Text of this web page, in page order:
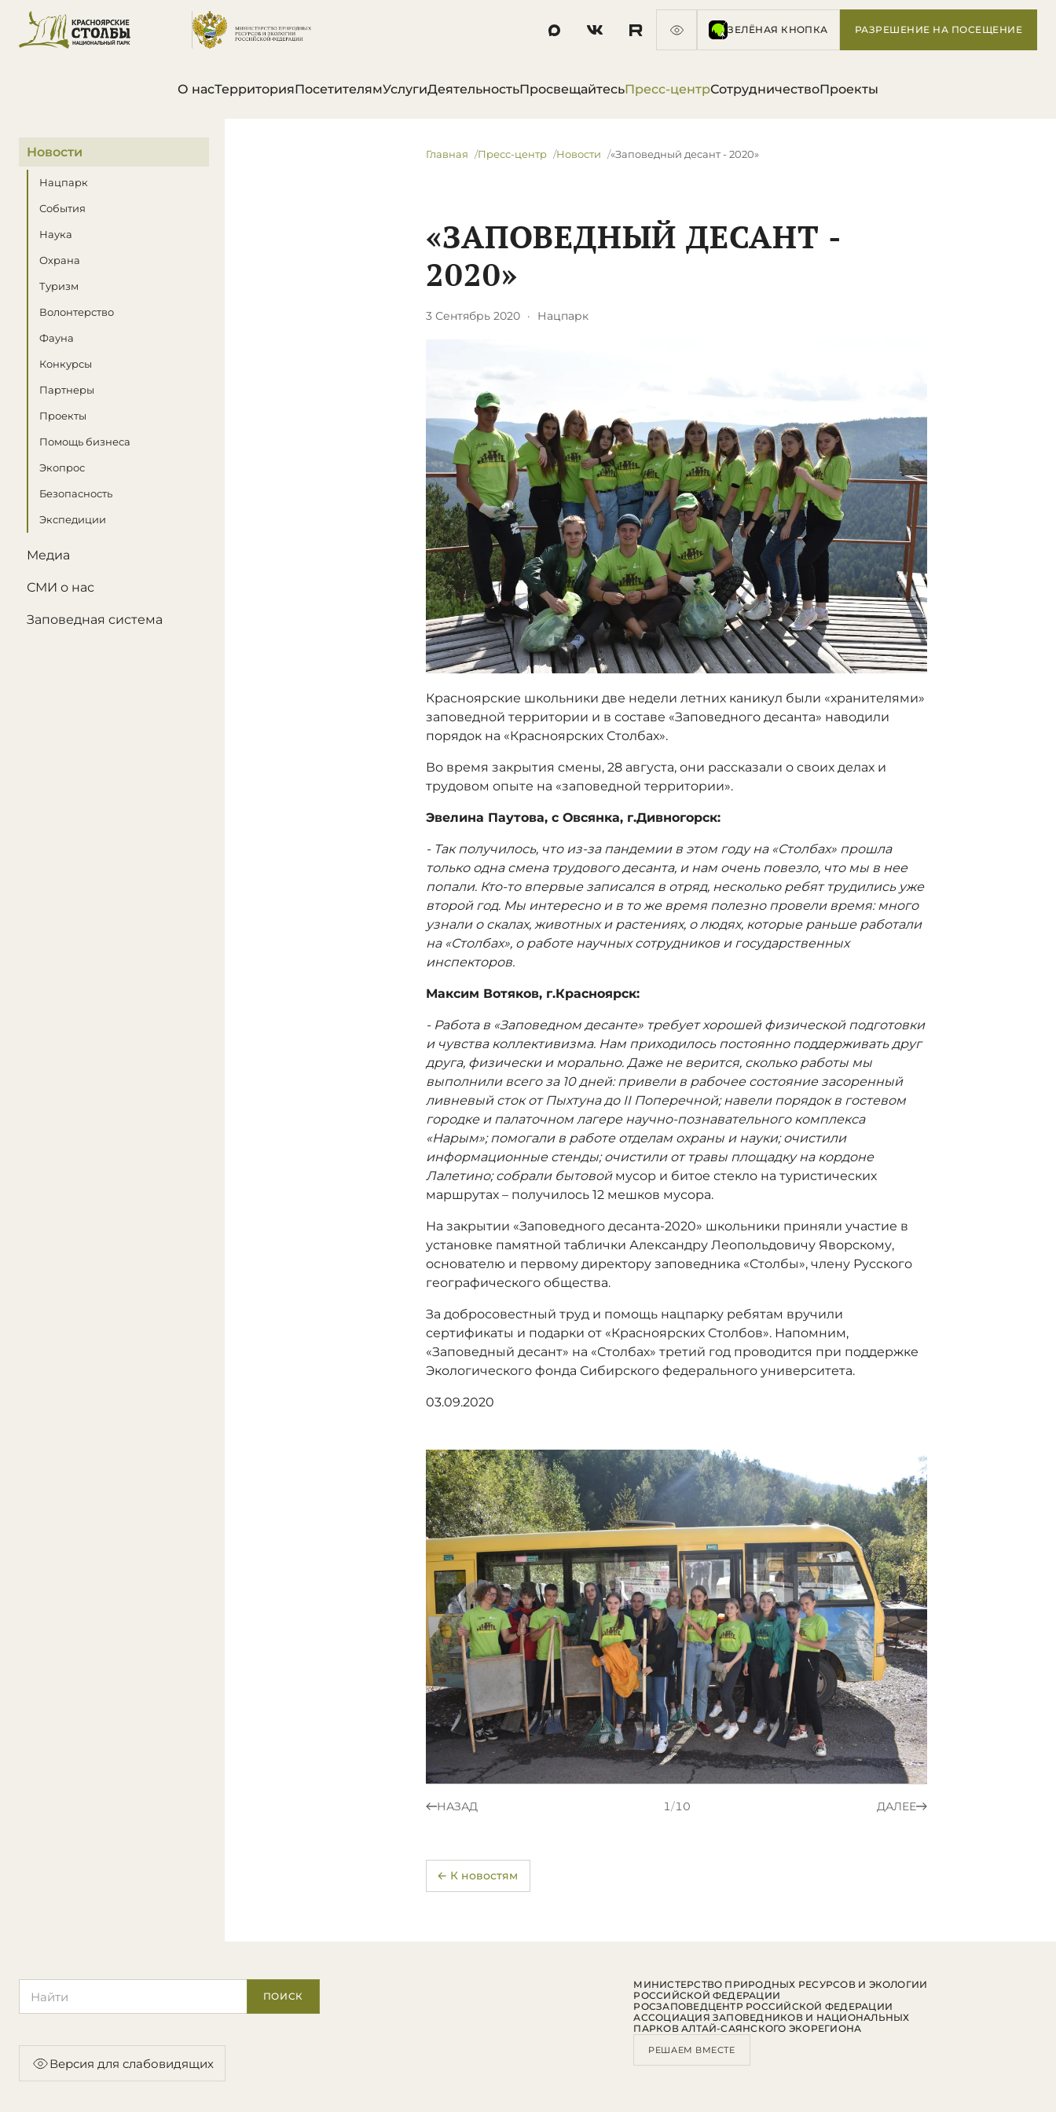
ЗЕЛЁНАЯ КНОПКА РАЗРЕШЕНИЕ НА ПОСЕЩЕНИЕ
О насТерриторияПосетителямУслугиДеятельностьПросвещайтесьПресс-центрСотрудничествоПроекты
В этом разделе
Новости
Нацпарк
События
Наука
Охрана
Туризм
Волонтерство
Фауна
Конкурсы
Партнеры
Проекты
Помощь бизнеса
Экопрос
Безопасность
Экспедиции
Медиа
СМИ о нас
Заповедная система
Главная Пресс-центр Новости «Заповедный десант - 2020»
«ЗАПОВЕДНЫЙ ДЕСАНТ -
2020»
3 Сентябрь 2020 · Нацпарк
Красноярские школьники две недели летних каникул были «хранителями»
заповедной территории и в составе «Заповедного десанта» наводили
порядок на «Красноярских Столбах».
Во время закрытия смены, 28 августа, они рассказали о своих делах и
трудовом опыте на «заповедной территории».
Эвелина Паутова, с Овсянка, г.Дивногорск:
- Так получилось, что из-за пандемии в этом году на «Столбах» прошла
только одна смена трудового десанта, и нам очень повезло, что мы в нее
попали. Кто-то впервые записался в отряд, несколько ребят трудились уже
второй год. Мы интересно и в то же время полезно провели время: много
узнали о скалах, животных и растениях, о людях, которые раньше работали
на «Столбах», о работе научных сотрудников и государственных
инспекторов.
Максим Вотяков, г.Красноярск:
- Работа в «Заповедном десанте» требует хорошей физической подготовки
и чувства коллективизма. Нам приходилось постоянно поддерживать друг
друга, физически и морально. Даже не верится, сколько работы мы
выполнили всего за 10 дней: привели в рабочее состояние засоренный
ливневый сток от Пыхтуна до II Поперечной; навели порядок в гостевом
городке и палаточном лагере научно-познавательного комплекса
«Нарым»; помогали в работе отделам охраны и науки; очистили
информационные стенды; очистили от травы площадку на кордоне
Лалетино; собрали бытовоймусор и битое стекло на туристических
маршрутах – получилось 12 мешков мусора.
На закрытии «Заповедного десанта-2020» школьники приняли участие в
установке памятной таблички Александру Леопольдовичу Яворскому,
основателю и первому директору заповедника «Столбы», члену Русского
географического общества.
За добросовестный труд и помощь нацпарку ребятам вручили
сертификаты и подарки от «Красноярских Столбов». Напомним,
«Заповедный десант» на «Столбах» третий год проводится при поддержке
Экологического фонда Сибирского федерального университета.
03.09.2020
НАЗАД 1/10 ДАЛЕЕ
← К новостям
ПОИСК
Версия для слабовидящих
МИНИСТЕРСТВО ПРИРОДНЫХ РЕСУРСОВ И ЭКОЛОГИИ
РОССИЙСКОЙ ФЕДЕРАЦИИ
РОСЗАПОВЕДЦЕНТР РОССИЙСКОЙ ФЕДЕРАЦИИ
АССОЦИАЦИЯ ЗАПОВЕДНИКОВ И НАЦИОНАЛЬНЫХ
ПАРКОВ АЛТАЙ-САЯНСКОГО ЭКОРЕГИОНА
РЕШАЕМ ВМЕСТЕ